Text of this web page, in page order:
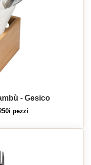
- Gesico
pezzi